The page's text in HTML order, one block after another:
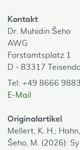
Kontakt
Dr. Muhidin Šeho
AWG
Forstamtsplatz 1
D - 83317
Tel: +49 8666
E-Mail
Originalartikel
Mellert, K. H.;
Šeho, M. (2026):